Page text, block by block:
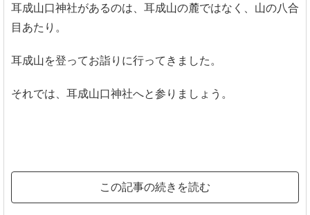
耳成山口神社があるのは、耳成山の麓ではなく、山の八合
目あたり。
耳成山を登ってお詣りに行ってきました。
それでは、耳成山口神社へと参りましょう。
この記事の続きを読む